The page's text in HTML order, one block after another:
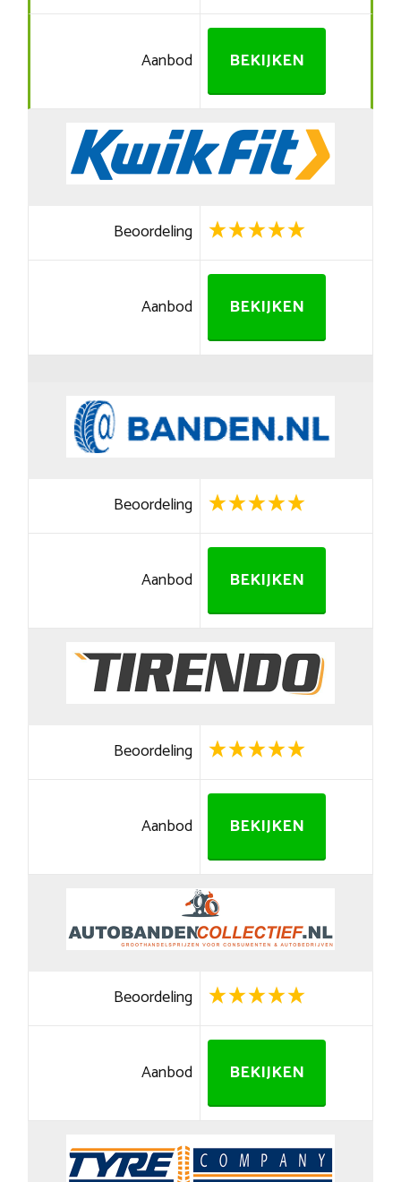
Aanbod BEKIJKEN
Beoordeling
Aanbod BEKIJKEN
Beoordeling
Aanbod BEKIJKEN
Beoordeling
Aanbod BEKIJKEN
Beoordeling
Aanbod BEKIJKEN